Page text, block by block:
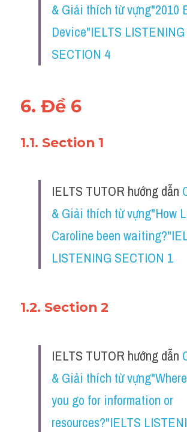
& Giải thích từ vựng"2010
Device"IELTS LISTENING
SECTION 4
6. Đề 6
1.1. Section 1
IELTS TUTOR hướng dẫn
& Giải thích từ vựng"How
Caroline been
LISTENING SECTION 1
1.2. Section 2
IELTS TUTOR hướng dẫn
& Giải thích từ
you go for information or
resources?"IELTS